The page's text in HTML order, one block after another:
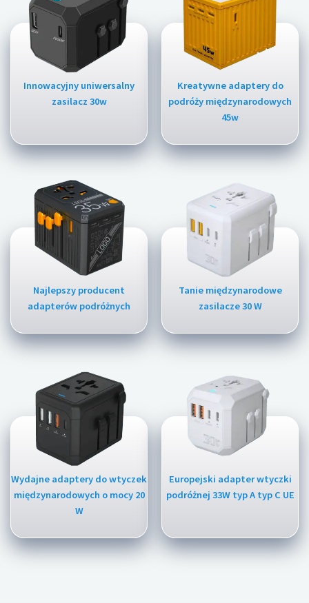
Innowacyjny uniwersalny
zasilacz 30w
Kreatywne adaptery do
podróży międzynarodowych
45w
Najlepszy producent
adapterów podróżnych
Tanie międzynarodowe
zasilacze 30 W
Wydajne adaptery do wtyczek
międzynarodowych o mocy 20
W
Europejski adapter wtyczki
podróżnej 33W typ A typ C UE